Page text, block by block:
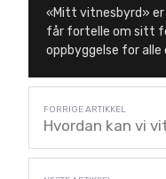
«Mitt vitnesbyrd» er
får fortelle om sitt
oppbyggelse for alle
Hvordan kan vi